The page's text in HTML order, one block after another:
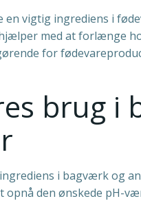
en vigtig ingrediens i
med at forlænge
for
brug i
i bagværk og
opnå den ønskede pH-